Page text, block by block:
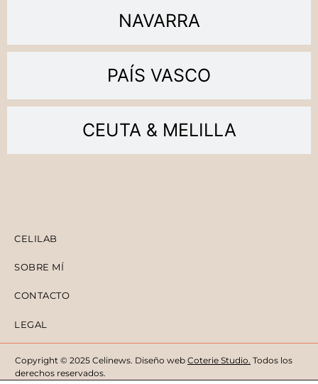
NAVARRA
PAÍS VASCO
CEUTA & MELILLA
CELILAB
SOBRE MÍ
CONTACTO
LEGAL
Copyright © 2025 Celinews. Diseño web Coterie Studio. Todos los
derechos reservados.